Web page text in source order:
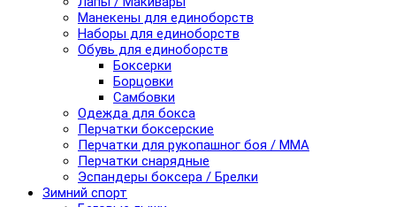
Манекены для единоборств
Наборы для единоборств
Обувь для единоборств
Боксерки
Борцовки
Самбовки
Одежда для бокса
Перчатки боксерские
Перчатки для рукопашног боя / ММА
Перчатки снарядные
Эспандеры боксера / Брелки
Зимний спорт